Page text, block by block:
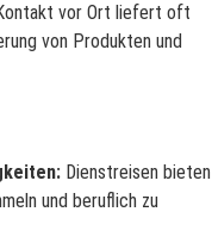
vor Ort liefert oft
von Produkten und
Dienstreisen bieten
und beruflich zu